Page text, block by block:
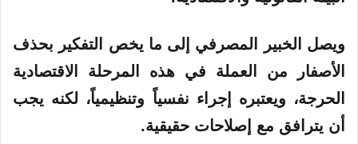
ويصل الخبير المصرفي إلى ما يخص التفكير بحذف
الأصفار من العملة في هذه المرحلة الاقتصادية
الحرجة، ويعتبره إجراء نفسياً وتنظيمياً، لكنه يجب
أن يترافق مع إصلاحات حقيقية.